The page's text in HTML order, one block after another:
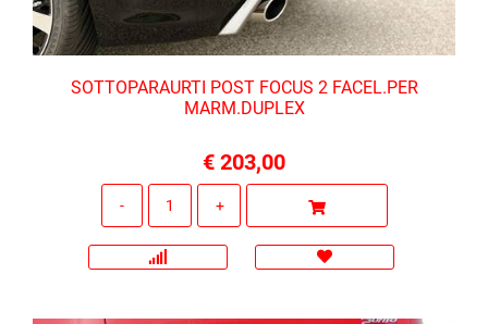
SOTTOPARAURTI POST FOCUS 2 FACEL.PER
MARM.DUPLEX
€ 203,00